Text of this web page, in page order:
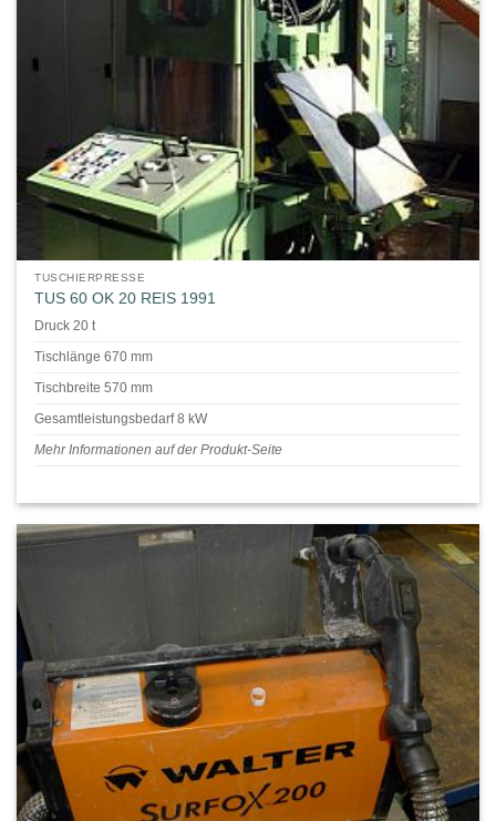
TUSCHIERPRESSE
TUS 60 OK 20 REIS 1991
Druck 20 t
Tischlänge 670 mm
Tischbreite 570 mm
Gesamtleistungsbedarf 8 kW
Mehr Informationen auf der Produkt-Seite